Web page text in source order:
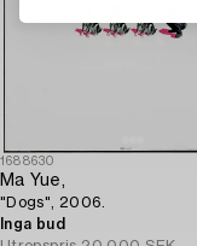
1688630
Ma Yue,
"Dogs", 2006.
Inga bud